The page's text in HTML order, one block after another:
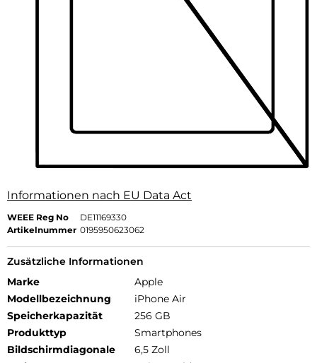
Informationen nach EU Data Act
WEEE Reg No
DE11169330
Artikelnummer 0195950623062
Zusätzliche Informationen
Marke
Apple
Modellbezeichnung
iPhone Air
Speicherkapazität
256 GB
Produkttyp
Smartphones
Bildschirmdiagonale
6,5 Zoll